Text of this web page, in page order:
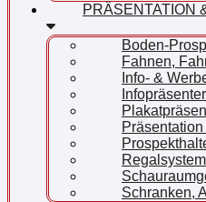
PRÄSENTATION
Boden-
Fahnen,
Info- &
Infopräsenter
Präsentation
Schranken,